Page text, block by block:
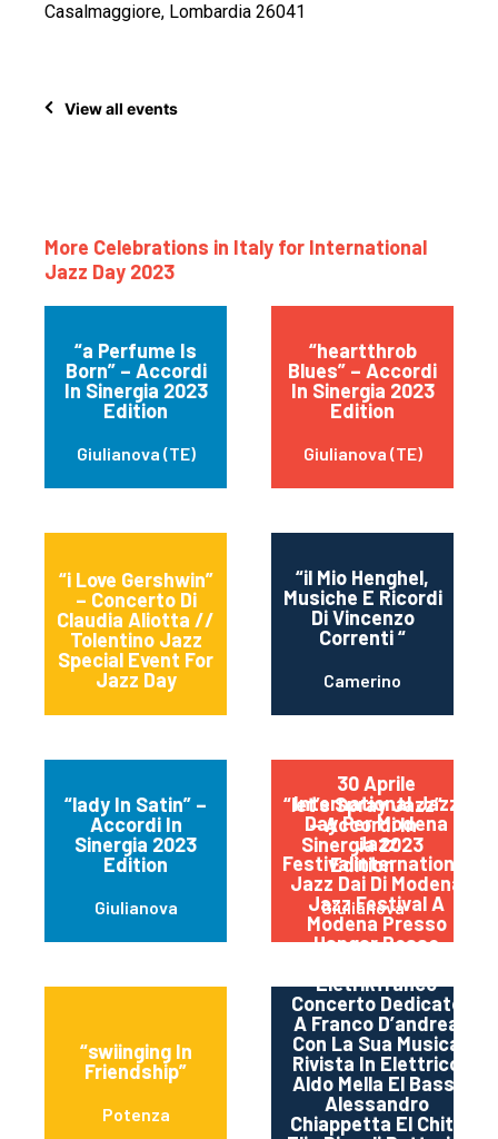
Casalmaggiore, Lombardia 26041
View all events
More Celebrations in Italy for International
Jazz Day 2023
“a Perfume Is
Born” – Accordi
In Sinergia 2023
Edition
Giulianova (TE)
“heartthrob
Blues” – Accordi
In Sinergia 2023
Edition
Giulianova (TE)
“i Love Gershwin”
– Concerto Di
Claudia Aliotta //
Tolentino Jazz
Special Event For
Jazz Day
Tolentino
(Macerata)
“il Mio Henghel,
Musiche E Ricordi
Di Vincenzo
Correnti “
Camerino
“lady In Satin” –
Accordi In
Sinergia 2023
Edition
Giulianova
“let’s Spray Jazz”
– Accordi In
Sinergia 2023
Edition
Giulianova
“swiinging In
Friendship”
Potenza
30 Aprile
International Jazz
Day Per Modena
Jazz
Festivalinternational
Jazz Dai Di Modena
Jazz Festival A
Modena Presso
Hangar Rosso
Eletrikfranco
Concerto Dedicato
A Franco D’andrea
Con La Sua Musica
Rivista In Elettrico
Aldo Mella El Bass,
Alessandro
Chiappetta El Chit ,